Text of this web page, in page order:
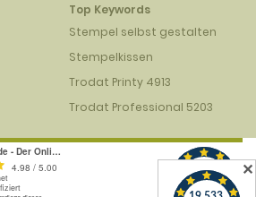
Top Keywords
Stempel selbst gestalten
Stempelkissen
Trodat Printy 4913
Trodat Professional 5203
✕